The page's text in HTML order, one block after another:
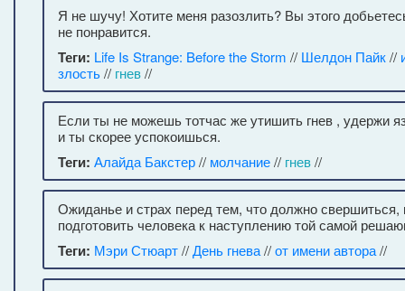
Я не шучу! Хотите меня разозлить? Вы этого
не понравится.
Теги: Life Is Strange: Before the Storm // Шелдон Пайк//
злость// гнев//
Если ты не можешь тотчас же утишить гнев , удержи
и ты скорее успокоишься.
Теги: Алайда Бакстер// молчание// гнев//
Ожиданье и страх перед тем, что должно свершиться,
подготовить человека к наступлению той самой
Теги: Мэри Стюарт//День гнева//от имени автора//